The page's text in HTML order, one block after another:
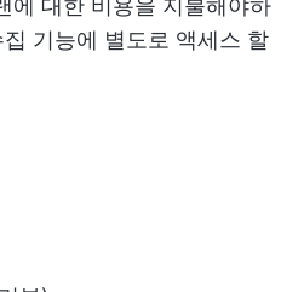
에 대한 비용을 지불해야하
기능에 별도로 액세스 할